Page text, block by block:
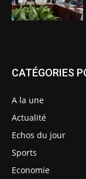
CATÉGORIES
A la une
Actualité
Echos du jour
Sports
Economie